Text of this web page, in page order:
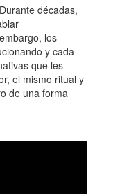
décadas,
los
y cada
que les
el mismo ritual y
de una forma